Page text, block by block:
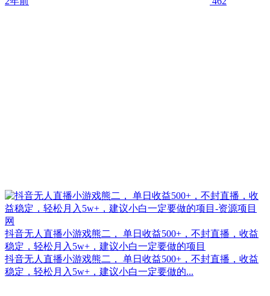
抖音无人直播小游戏熊二， 单日收益500+，不封直播，收益
稳定，轻松月入5w+，建议小白一定要做的项目
抖音无人直播小游戏熊二， 单日收益500+，不封直播，收益
稳定，轻松月入5w+，建议小白一定要做的...